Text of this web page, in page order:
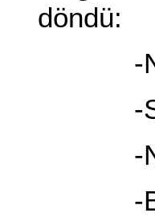
döndü:
-
-
-
-Bu